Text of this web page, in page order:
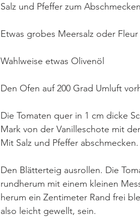
Salz und Pfeffer zum Abschmecken
Etwas grobes Meersalz oder Fleur
Wahlweise etwas Olivenöl
Den Ofen auf 200 Grad Umluft
Die Tomaten quer in 1 cm dicke
Mark von der Vanilleschote mit
Mit Salz und Pfeffer abschmecken.
Den Blätterteig ausrollen. Die
rundherum mit einem kleinen
herum ein Zentimeter Rand frei
also leicht gewellt, sein.